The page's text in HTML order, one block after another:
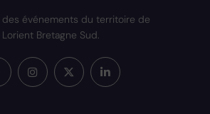
des événements du territoire de
Lorient Bretagne Sud.